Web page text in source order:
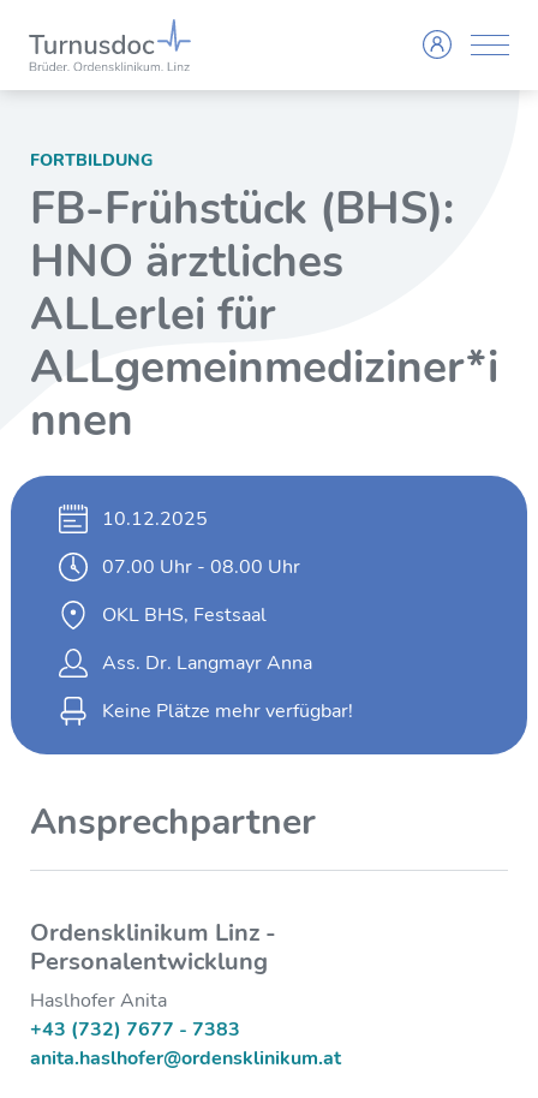
FORTBILDUNG
FB-Frühstück (BHS):
HNO ärztliches
ALLerlei für
ALLgemeinmediziner*i
nnen
10.12.2025
07.00 Uhr - 08.00 Uhr
OKL BHS, Festsaal
Ass. Dr. Langmayr Anna
Keine Plätze mehr verfügbar!
Ansprechpartner
Ordensklinikum Linz -
Personalentwicklung
Haslhofer Anita
+43 (732) 7677 - 7383
anita.haslhofer@ordensklinikum.at